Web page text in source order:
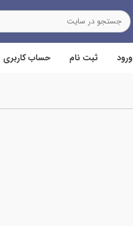
ورود ثبت نام حساب کاربری